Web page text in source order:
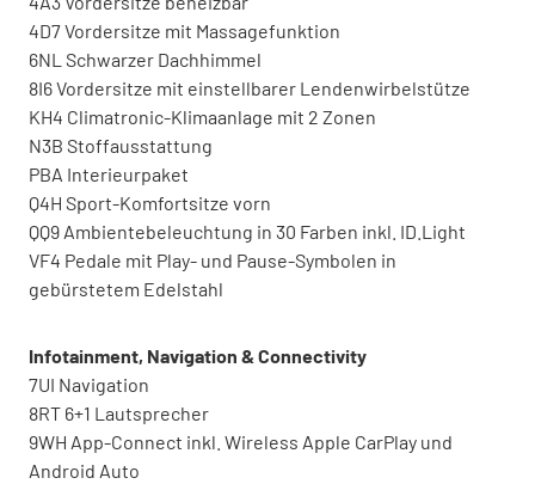
4D7 Vordersitze mit Massagefunktion
6NL Schwarzer Dachhimmel
8I6 Vordersitze mit einstellbarer Lendenwirbelstütze
KH4 Climatronic-Klimaanlage mit 2 Zonen
N3B Stoffausstattung
PBA Interieurpaket
Q4H Sport-Komfortsitze vorn
QQ9 Ambientebeleuchtung in 30 Farben inkl. ID.Light
VF4 Pedale mit Play- und Pause-Symbolen in
gebürstetem Edelstahl
Infotainment, Navigation & Connectivity
7UI Navigation
8RT 6+1 Lautsprecher
9WH App-Connect inkl. Wireless Apple CarPlay und
Android Auto